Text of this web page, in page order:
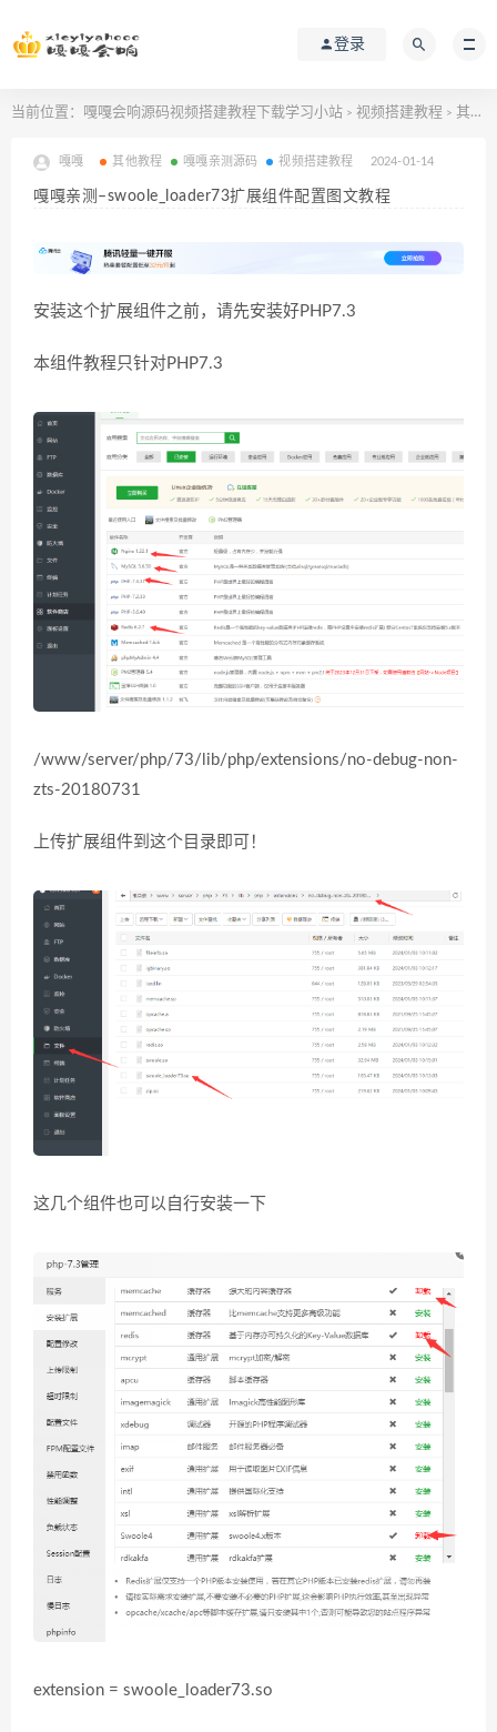
登录
当前位置： 嘎嘎会响源码视频搭建教程下载学习小站 > 视频搭建教程 > 其他教程
嘎嘎 其他教程 嘎嘎亲测源码 视频搭建教程 2024-01-14
嘎嘎亲测–swoole_loader73扩展组件配置图文教程
安装这个扩展组件之前，请先安装好PHP7.3
本组件教程只针对PHP7.3
/www/server/php/73/lib/php/extensions/no-debug-non-
zts-20180731
上传扩展组件到这个目录即可！
这几个组件也可以自行安装一下
extension = swoole_loader73.so